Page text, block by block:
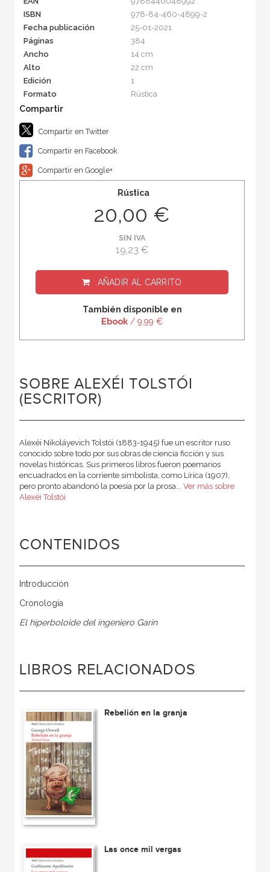
ISBN
978-84-460-4899-2
Fecha publicación
25-01-2021
Páginas
384
Ancho
14 cm
Alto
22 cm
Edición
1
Formato
Rústica
Compartir en Twitter
Compartir en Facebook
Compartir en Google+
Rústica
20,00 €
SIN IVA
19,23 €
AÑADIR AL CARRITO
También disponible en
Ebook / 9,99 €
SOBRE ALEXÉI TOLSTÓI
(ESCRITOR)
Alexéi Nikoláyevich Tolstói (1883-1945) fue un escritor ruso
conocido sobre todo por sus obras de ciencia ficción y sus
novelas históricas. Sus primeros libros fueron poemarios
encuadrados en la corriente simbolista, como Lírica (1907),
pero pronto abandonó la poesía por la prosa... Ver más sobre
Alexéi Tolstói
CONTENIDOS
Introducción
Cronología
El hiperboloide del ingeniero Garin
LIBROS RELACIONADOS
Rebelión en la granja
Las once mil vergas